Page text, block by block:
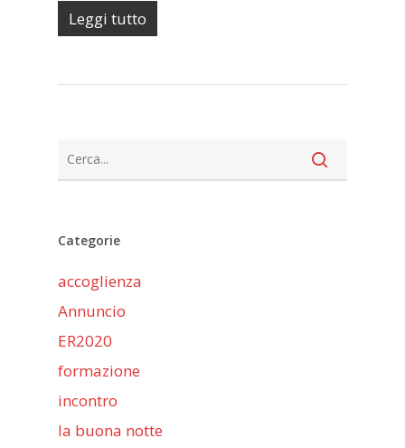
Leggi tutto
Categorie
accoglienza
Annuncio
ER2020
formazione
incontro
la buona notte